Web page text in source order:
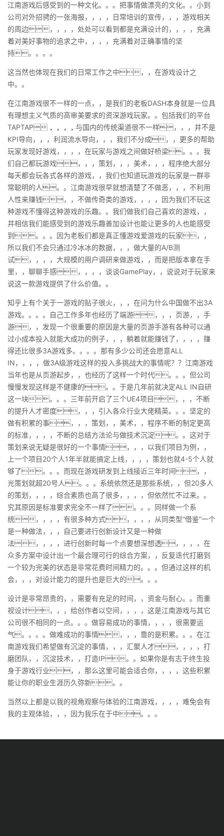
江南游戏后感受到的一种文化。。。把事情做漂亮的文化。。小到
公司对外招骋的一张海报，，，，日常培训的宣传，，，游戏相关
的周边，，，，处处可以看到都是充满设计的，，，，充满
着对美好事物的追求之中，，，，充满着对正确事情的坚
持。。。。
这当然也体现在我们的日常工作之中，，在游戏设计之
中。。
在江南游戏很不一样的一点，，是我们的老板DASH本身就是一位具
有理想主义气质的高审美要求的资深游戏玩家。。包括我们的平台
TAPTAP，，，，与国内的传统渠道很不一样，，，并不是
KPI导向，，，利润流水导向，，，我们不分成，，更多的帮助
玩家发现好游戏，，，，在玩家与游戏之间做好桥梁。。。我
们自己都玩游戏，，，策划，，，美术，，，程序绝大部分
每天都会玩各式各样的游戏，，我们也知道玩游戏的玩家是一群非
常聪明的人。。江南游戏很早就想清楚了不做恶，，，不利用
人性来赚钱，，不做传奇类的游戏，，，，因为我们不玩这
种游戏不懂得这种游戏的乐趣。。我们做我们自己喜欢的游戏，，
并相信我们能感受到的游戏乐趣善加设计也能让更多的人也能感受
到。。。因为老板们都是真正懂游戏爱游戏的玩家，，
所以我们不会只通过冷冰冰的数据，，，做大量的A/B测
试，，，，大规模的用户调研来做游戏，，而是把版本拿在手
里，，聊聊手感，，，，谈谈GamePlay，，说说对于玩家来
说这一款游戏提供了什么价值。。
知乎上有个关于一游戏的贴子很火，，，在问为什么中国做不出3A
游戏。。。。自己工作多年也经历了端游，，，页游，，手
游，，发现一个很重要的原因是大量的页游手游有各种可以通
过小成本投入就能大成功的例子，，，躺着就能赚钱了，，，，赚
得还比很多3A游戏多。。。。那有多少公司还会愿意ALL
IN，，，，做3A级游戏这样的投入多挑战大的事情呢？？江南游戏
当年也是从页游起步，，也经历了这样一个时代。。。但公司
慢慢发现这样是不健康的。。于是几年前就决定ALL IN自研
这一块。。。三年前开启了三个UE4项目，，，不断
的提升人才密度，，，引入各众行业大佬精英。。。坚定的
做有积累的事，，，策划，，美术，，程序不断的制定更高
的标准，，，，不断的总结方法论与做技术沉淀。。这对于
策划来说无疑是很好的一个事情，，，以我们项目为例，，
上一个项目20个人1年半就能搞定上线，，，，策划也就4-5个人就
够了。。。而现在游戏研发到上线接近三年时间，，
光策划就超20号人。。。系统依然还是那些系统，，但20多人
的策划，，，，综合素质也高了很多，，，，但依然忙不过来。。
究其原因是标准要求完全不一样了。。。同样做一个系
统，，，，有很多种方式，，，，从同类型“借鉴”一个
是一种做法，，，自己要进行创新设计又是一种做
法，，，，进行创新时每一个点要想深想透，，，，在
众多方案中设计出一个最合理可行的综合方案，，反复迭代打磨到
一个较为完美的状态是非常花费时间精力的。。。但通过这样的机
会，，，对设计能力的提升也是巨大的。。。
设计是非常昂贵的，，需要有充足的时间，，资金与耐心。。而重
视设计，，，给创作者以空间，，，，这是江南游戏与其它
公司很不相同的一点。。。做容易成功的事情，，，，很需要运
气。。。。做难成功的事情，，，靠的是积累。。。在江
南游戏我们希望做有沉淀的事情，，，汇聚人才，，，，打
磨团队，，沉淀技术，，打造IP。。如果你是有志于终生投
身于游戏行业，，那么这里可能会适合你，，，，这些积累
能让你的职业生涯历久弥新。。
当然以上都是以我的视角观察与体验的江南游戏，，，，难免会有
我的主观体验，，，因为我乐在于中。。。